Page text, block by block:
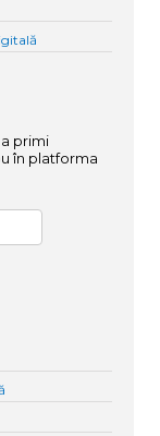
primi
în platforma